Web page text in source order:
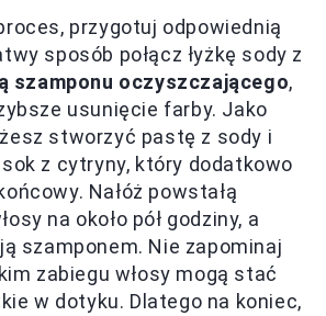
przygotuj odpowiednią
sposób połącz łyżkę sody z
szamponu oczyszczającego,
usunięcie farby. Jako
stworzyć pastę z sody i
z cytryny, który dodatkowo
Nałóż powstałą
na około pół godziny, a
szamponem. Nie zapominaj
zabiegu włosy mogą stać
w dotyku. Dlatego na koniec,